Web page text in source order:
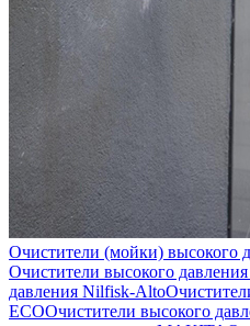
Очистители (мойки) высокого
Очистители высокого
давления Nilfisk-Alto
ECOОчистители высокого